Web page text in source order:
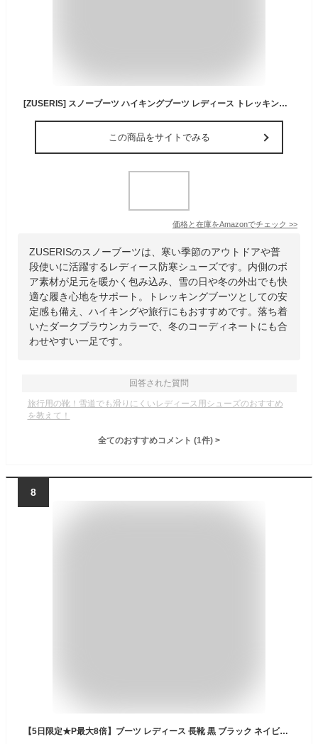
[ZUSERIS] スノーブーツ ハイキングブーツ レディース トレッキングシューズ ウィンターブーツ 防寒靴 雪靴 ボア ダークブラウン23.5CM
この商品をサイトでみる
価格と在庫をAmazonでチェック >>
ZUSERISのスノーブーツは、寒い季節のアウトドアや普
段使いに活躍するレディース防寒シューズです。内側のボ
ア素材が足元を暖かく包み込み、雪の日や冬の外出でも快
適な履き心地をサポート。トレッキングブーツとしての安
定感も備え、ハイキングや旅行にもおすすめです。落ち着
いたダークブラウンカラーで、冬のコーディネートにも合
わせやすい一足です。
回答された質問
旅行用の靴！雪道でも滑りにくいレディース用シューズのおすすめ
を教えて！
全てのおすすめコメント (1件) >
8
【5日限定★P最大8倍】ブーツ レディース 長靴 黒 ブラック ネイビー カーキ フェイクムートン 通学 普段 雨 雪 冬 レイン 防水 スパイク 防滑 防寒 2way かわいい おしゃれ ノースデイト North Date EJ-28003